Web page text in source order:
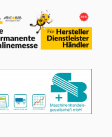
ca.: 3,9
x 1,2 x 1,8 m Einsatz:
Hinterschleifen von
N Re Ah Ter
von der Vorderseite,
Maschine möglich.